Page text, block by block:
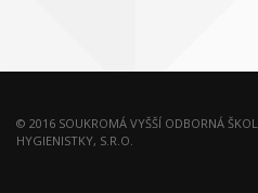
© 2016 SOUKROMÁ VYŠŠÍ ODBORNÁ
HYGIENISTKY, S.R.O.